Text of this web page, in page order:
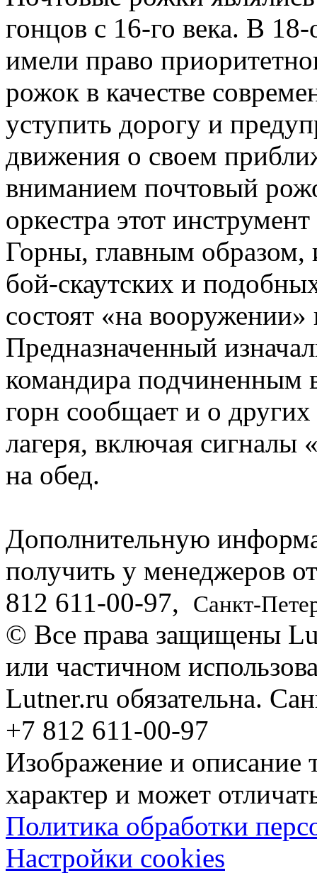
гонцов с 16-го века. В
имели право
рожок в качестве
уступить дорогу и
движения о своем
вниманием почтовый
оркестра этот
Горны, главным образом,
бой-скаутских и
состоят «на
Предназначенный
командира подчиненным
горн сообщает и о
лагеря, включая сигналы
на обед.
Дополнительную
получить у менеджеров
812 611-00-97, Санкт-
© Все права защищены
или частичном
Lutner.ru обязательна.
+7 812 611-00-97
Изображение и описание
характер и может
Политика обработки
Настройки cookies